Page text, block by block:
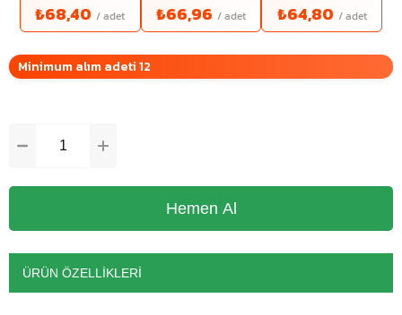
₺68,40 ₺66,96 ₺64,80
Minimum alım adeti 12
ÜRÜN ÖZELLIKLERI